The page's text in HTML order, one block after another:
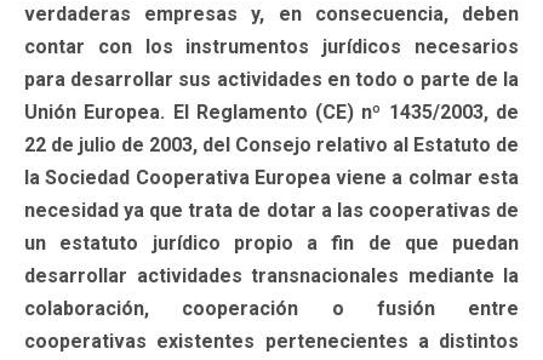
verdaderas empresas y, en consecuencia, deben
contar con los instrumentos jurídicos necesarios
para desarrollar sus actividades en todo o parte de la
Unión Europea. El Reglamento (CE) nº 1435/2003, de
22 de julio de 2003, del Consejo relativo al Estatuto de
la Sociedad Cooperativa Europea viene a colmar esta
necesidad ya que trata de dotar a las cooperativas de
un estatuto jurídico propio a fin de que puedan
desarrollar actividades transnacionales mediante la
colaboración, cooperación o fusión entre
cooperativas existentes pertenecientes a distintos